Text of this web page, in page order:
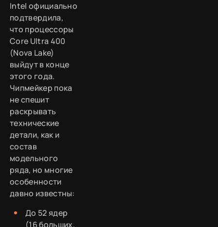
Intel официально
подтвердила,
что процессоры
Core Ultra 400
(Nova Lake)
выйдут в конце
этого года.
Чипмейкер пока
не спешит
раскрывать
технические
детали, как и
состав
модельного
ряда, но многие
особенности
давно известны:
До 52 ядер
(16 больших,